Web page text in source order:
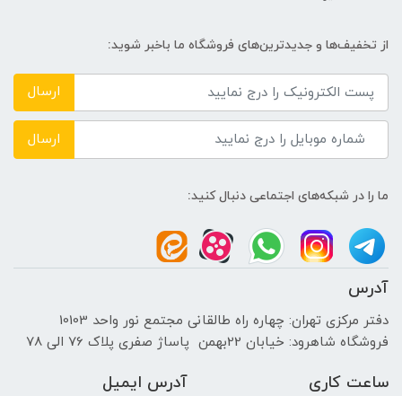
از تخفیف‌ها و جدیدترین‌های فروشگاه ما باخبر شوید:
ارسال
ارسال
ما را در شبکه‌های اجتماعی دنبال کنید:
آدرس
دفتر مرکزی تهران: چهاره راه طالقانی مجتمع نور واحد 10103
فروشگاه شاهرود: خیابان 22بهمن پاساژ صفری پلاک 76 الی 78
ساعت کاری آدرس ایمیل